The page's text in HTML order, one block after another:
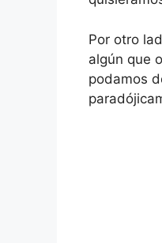
Por otro
algún que
podamos